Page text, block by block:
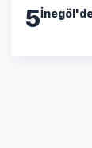
5İnegöl'de